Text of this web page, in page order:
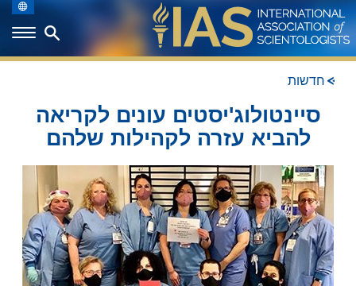
חדשות
סיינטולוג'יסטים עונים לקריאה
להביא עזרה לקהילות שלהם